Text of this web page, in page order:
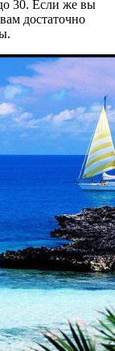
30. Если же вы
достаточно